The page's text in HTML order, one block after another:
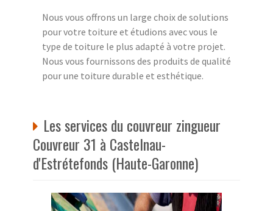
Nous vous offrons un large choix de solutions
pour votre toiture et étudions avec vous le
type de toiture le plus adapté à votre projet.
Nous vous fournissons des produits de qualité
pour une toiture durable et esthétique.
Les services du couvreur zingueur
Couvreur 31 à Castelnau-
d'Estrétefonds (Haute-Garonne)